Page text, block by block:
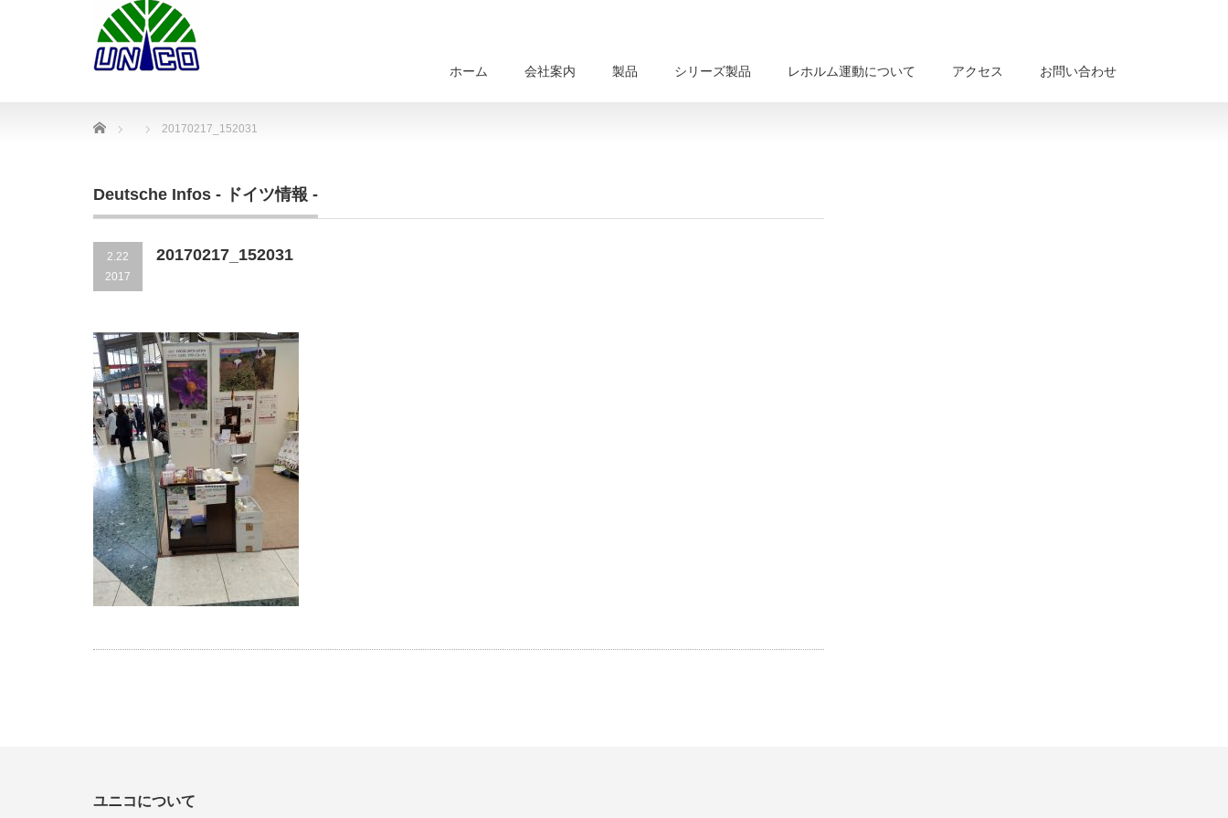
ホーム 会社案内 製品 シリーズ製品 レホルム運動について アクセス お問い合わせ
Home 20170217_152031
Deutsche Infos - ドイツ情報 -
2.22
2017
20170217_152031
ユニコについて